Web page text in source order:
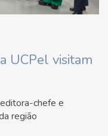
UCPel visitam
chefe e
região